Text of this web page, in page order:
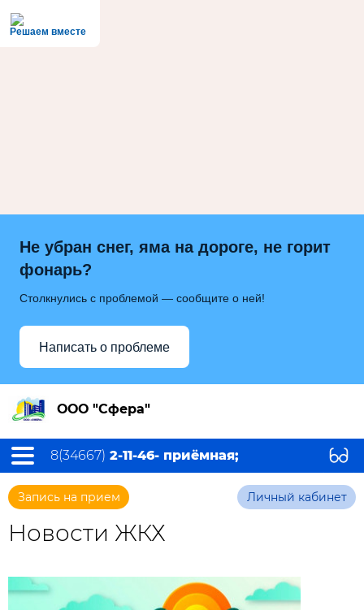
Решаем вместе
Не убран снег, яма на дороге, не горит
фонарь?
Столкнулись с проблемой — сообщите о ней!
Написать о проблеме
ООО "Сфера"
8(34667) 2-11-46- приёмная;
Запись на прием Личный кабинет
Новости ЖКХ